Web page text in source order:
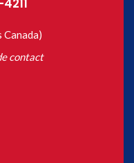
Canada)
contact